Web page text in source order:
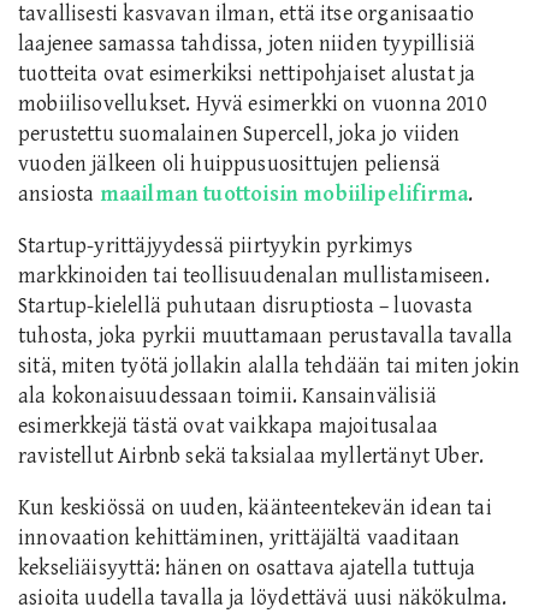
tavallisesti kasvavan ilman, että itse organisaatio
laajenee samassa tahdissa, joten niiden tyypillisiä
tuotteita ovat esimerkiksi nettipohjaiset alustat ja
mobiilisovellukset. Hyvä esimerkki on vuonna 2010
perustettu suomalainen Supercell, joka jo viiden
vuoden jälkeen oli huippusuosittujen peliensä
ansiosta maailman tuottoisin mobiilipelifirma.
Startup-yrittäjyydessä piirtyykin pyrkimys
markkinoiden tai teollisuudenalan mullistamiseen.
Startup-kielellä puhutaan disruptiosta – luovasta
tuhosta, joka pyrkii muuttamaan perustavalla tavalla
sitä, miten työtä jollakin alalla tehdään tai miten jokin
ala kokonaisuudessaan toimii. Kansainvälisiä
esimerkkejä tästä ovat vaikkapa majoitusalaa
ravistellut Airbnb sekä taksialaa myllertänyt Uber.
Kun keskiössä on uuden, käänteentekevän idean tai
innovaation kehittäminen, yrittäjältä vaaditaan
kekseliäisyyttä: hänen on osattava ajatella tuttuja
asioita uudella tavalla ja löydettävä uusi näkökulma.